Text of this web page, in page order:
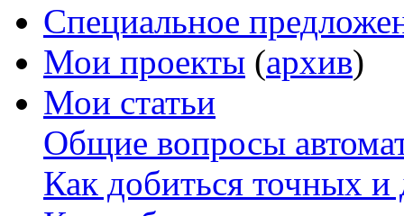
Специальное
Мои проекты (архив)
Мои статьи
Общие вопросы
Как добиться точных